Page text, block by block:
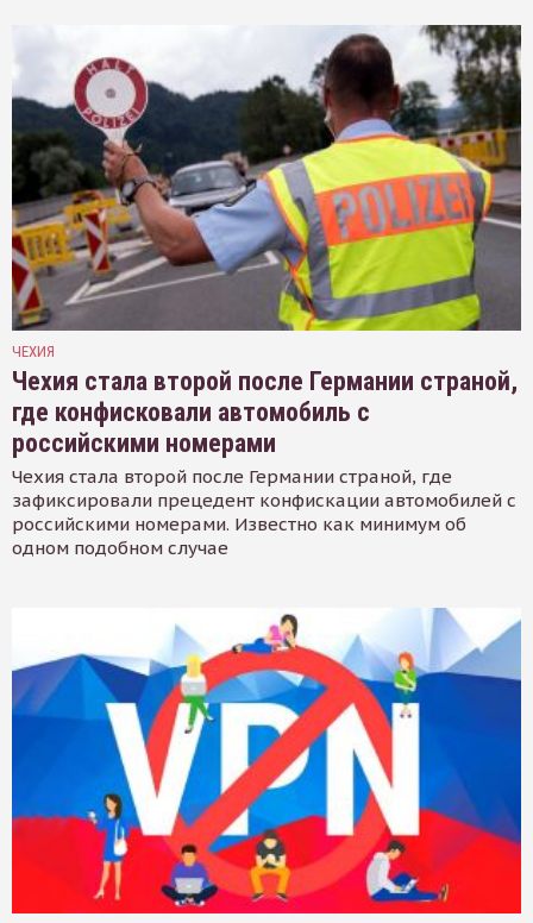
ЧЕХИЯ
Чехия стала второй после Германии страной,
где конфисковали автомобиль с
российскими номерами
Чехия стала второй после Германии страной, где
зафиксировали прецедент конфискации автомобилей с
российскими номерами. Известно как минимум об
одном подобном случае